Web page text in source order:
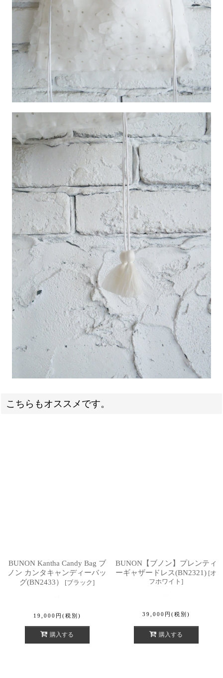
こちらもオススメです。
BUNON Kantha Candy Bag ブ
ノン カンタキャンディーバッ
グ(BN2433）
[ブラック]
19,000 円 (税別)
購入する
BUNON【ブノン】プレンティ
ーギャザードレス(BN2321) [オ
フホワイト ]
39,000 円 (税別)
購入する